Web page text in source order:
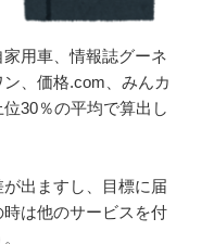
用車、情報誌グーネ
、価格.com、みんカ
30％の平均で算出し
出ますし、目標に届
は他のサービスを付